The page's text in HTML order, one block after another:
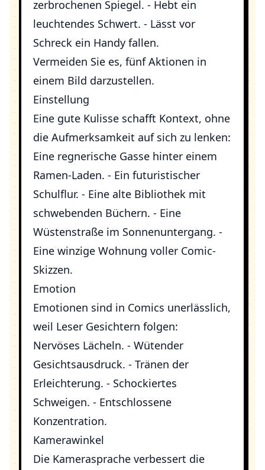
zerbrochenen Spiegel. - Hebt ein
leuchtendes Schwert. - Lässt vor
Schreck ein Handy fallen.
Vermeiden Sie es, fünf Aktionen in
einem Bild darzustellen.
Einstellung
Eine gute Kulisse schafft Kontext, ohne
die Aufmerksamkeit auf sich zu lenken:
Eine regnerische Gasse hinter einem
Ramen-Laden. - Ein futuristischer
Schulflur. - Eine alte Bibliothek mit
schwebenden Büchern. - Eine
Wüstenstraße im Sonnenuntergang. -
Eine winzige Wohnung voller Comic-
Skizzen.
Emotion
Emotionen sind in Comics unerlässlich,
weil Leser Gesichtern folgen:
Nervöses Lächeln. - Wütender
Gesichtsausdruck. - Tränen der
Erleichterung. - Schockiertes
Schweigen. - Entschlossene
Konzentration.
Kamerawinkel
Die Kamerasprache verbessert die